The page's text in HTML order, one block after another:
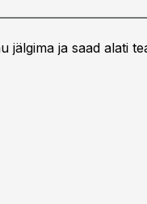
jälgima ja saad alati